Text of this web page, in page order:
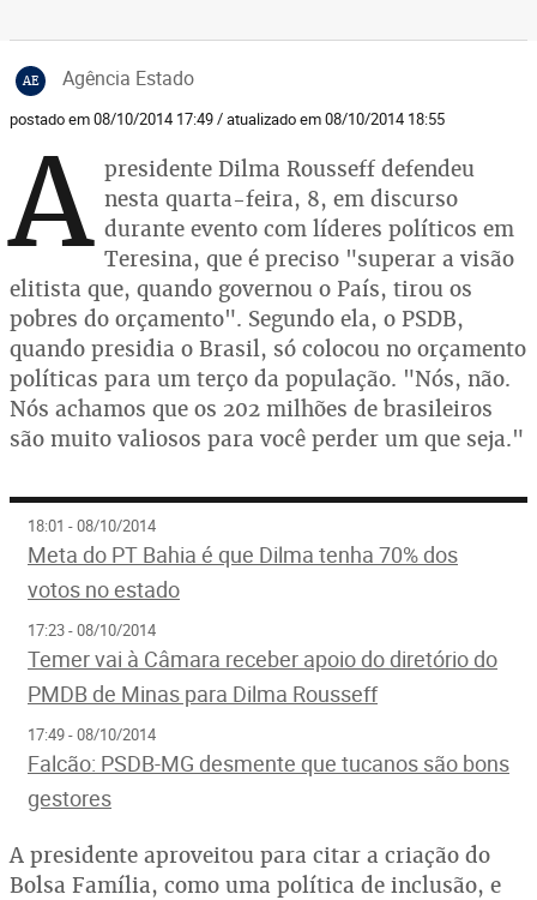
AE Agência Estado
postado em 08/10/2014 17:49 / atualizado em 08/10/2014 18:55
A presidente Dilma Rousseff defendeu
nesta quarta-feira, 8, em discurso
durante evento com líderes políticos em
Teresina, que é preciso "superar a visão
elitista que, quando governou o País, tirou os
pobres do orçamento". Segundo ela, o PSDB,
quando presidia o Brasil, só colocou no orçamento
políticas para um terço da população. "Nós, não.
Nós achamos que os 202 milhões de brasileiros
são muito valiosos para você perder um que seja."
18:01 - 08/10/2014
Meta do PT Bahia é que Dilma tenha 70% dos
votos no estado
17:23 - 08/10/2014
Temer vai à Câmara receber apoio do diretório do
PMDB de Minas para Dilma Rousseff
17:49 - 08/10/2014
Falcão: PSDB-MG desmente que tucanos são bons
gestores
A presidente aproveitou para citar a criação do
Bolsa Família, como uma política de inclusão, e